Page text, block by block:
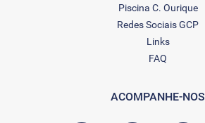
Piscina C. Ourique
Redes Sociais GCP
Links
FAQ
ACOMPANHE-NOS